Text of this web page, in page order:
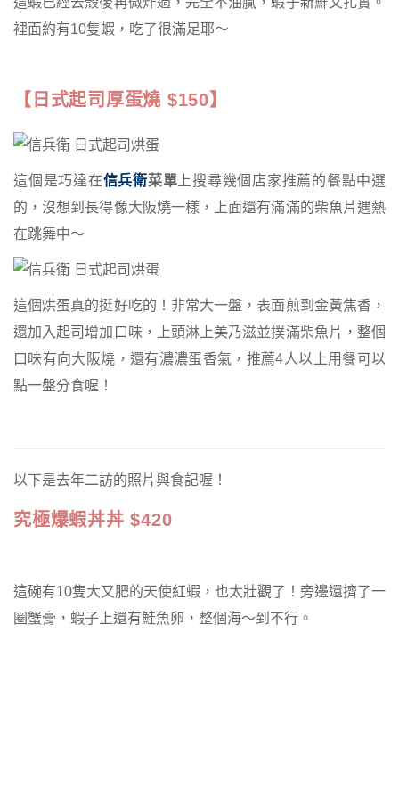
裡面約有10隻蝦，吃了很滿足耶～
【日式起司厚蛋燒 $150】
這個是巧達在信兵衛菜單 上搜尋幾個店家推薦的餐點中選
的，沒想到長得像大阪燒一樣，上面還有滿滿的柴魚片遇熱
在跳舞中～
這個烘蛋真的挺好吃的！非常大一盤，表面煎到金黃焦香，
還加入起司增加口味，上頭淋上美乃滋並撲滿柴魚片，整個
口味有向大阪燒，還有濃濃蛋香氣，推薦4人以上用餐可以
點一盤分食喔！
以下是去年二訪的照片與食記喔！
究極爆蝦丼丼 $420
這碗有10隻大又肥的天使紅蝦，也太壯觀了！旁邊還擠了一
圈蟹膏，蝦子上還有鮭魚卵，整個海～到不行。